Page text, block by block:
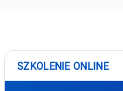
SZKOLENIE ONLINE